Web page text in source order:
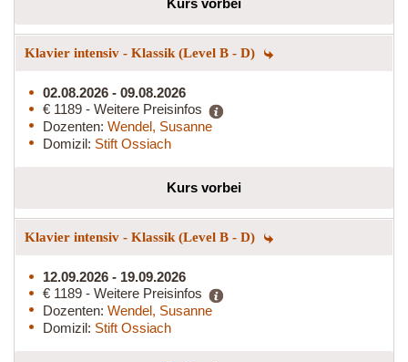
Klavier intensiv - Klassik (Level B - D)
02.08.2026 - 09.08.2026
€ 1189 - Weitere Preisinfos
Dozenten: Wendel, Susanne
Domizil: Stift Ossiach
Kurs vorbei
Klavier intensiv - Klassik (Level B - D)
12.09.2026 - 19.09.2026
€ 1189 - Weitere Preisinfos
Dozenten: Wendel, Susanne
Domizil: Stift Ossiach